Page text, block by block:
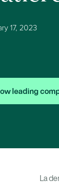
17, 2023
leading
La